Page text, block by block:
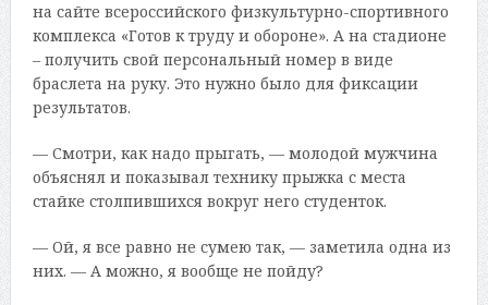
на сайте всероссийского физкультурно-спортивного
комплекса «Готов к труду и обороне». А на стадионе
– получить свой персональный номер в виде
браслета на руку. Это нужно было для фиксации
результатов.
— Смотри, как надо прыгать, — молодой мужчина
объяснял и показывал технику прыжка с места
стайке столпившихся вокруг него студенток.
— Ой, я все равно не сумею так, — заметила одна из
них. — А можно, я вообще не пойду?